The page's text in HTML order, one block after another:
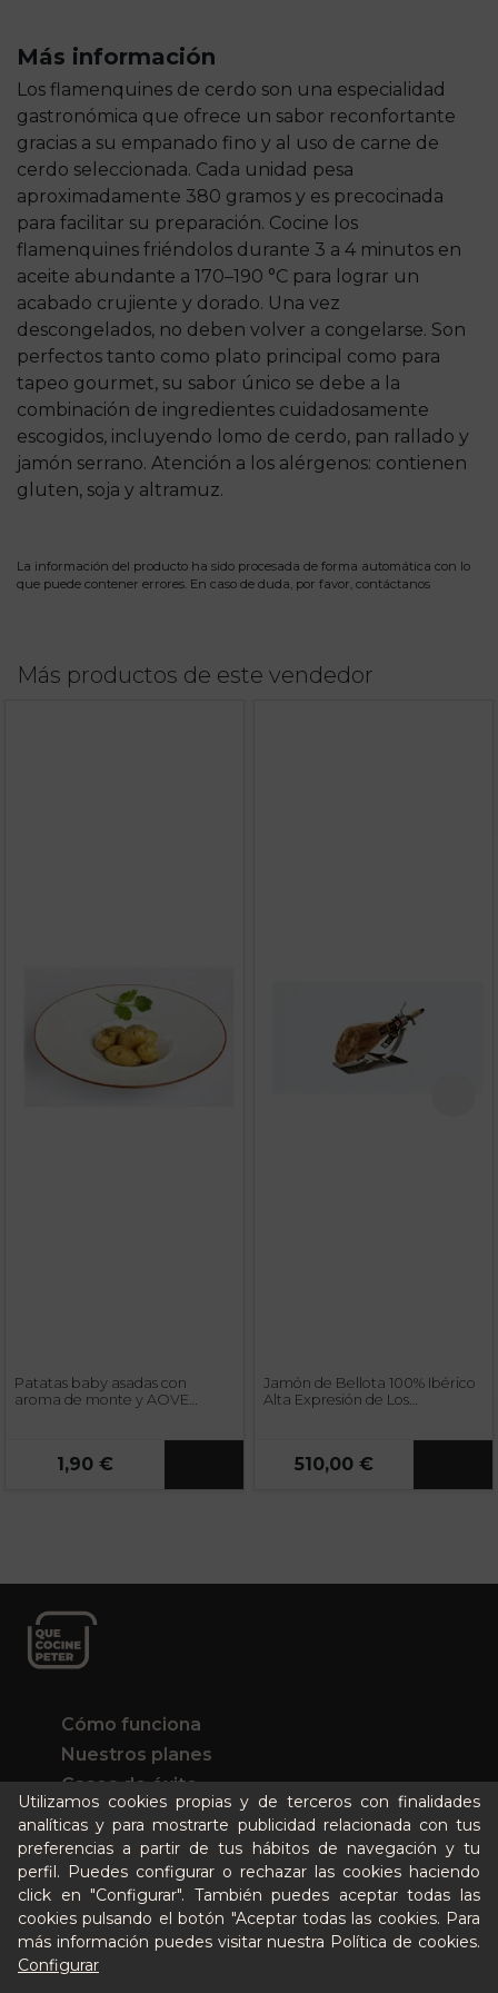
Más información
Los flamenquines de cerdo son una especialidad
gastronómica que ofrece un sabor reconfortante
gracias a su empanado fino y al uso de carne de
cerdo seleccionada. Cada unidad pesa
aproximadamente 380 gramos y es precocinada
para facilitar su preparación. Cocine los
flamenquines friéndolos durante 3 a 4 minutos en
aceite abundante a 170–190 °C para lograr un
acabado crujiente y dorado. Una vez
descongelados, no deben volver a congelarse. Son
perfectos tanto como plato principal como para
tapeo gourmet, su sabor único se debe a la
combinación de ingredientes cuidadosamente
escogidos, incluyendo lomo de cerdo, pan rallado y
jamón serrano. Atención a los alérgenos: contienen
gluten, soja y altramuz.
La información del producto ha sido procesada de forma automática con lo
que puede contener errores. En caso de duda, por favor, contáctanos
Más productos de este vendedor
Patatas baby asadas con
aroma de monte y AOVE
1,90 €
Jamón de Bellota 100% Ibérico
Alta Expresión de Los
510,00 €
Utilizamos cookies propias y de terceros con finalidades
analíticas y para mostrarte publicidad relacionada con tus
preferencias a partir de tus hábitos de navegación y tu
perfil. Puedes configurar o rechazar las cookies haciendo
click en "Configurar". También puedes aceptar todas las
cookies pulsando el botón "Aceptar todas las cookies. Para
más información puedes visitar nuestra Política de cookies.
Configurar
Cómo funciona
Nuestros planes
Casos de éxito
Soy un particular
Quién es Peter
Recursos / Blog
Cultura